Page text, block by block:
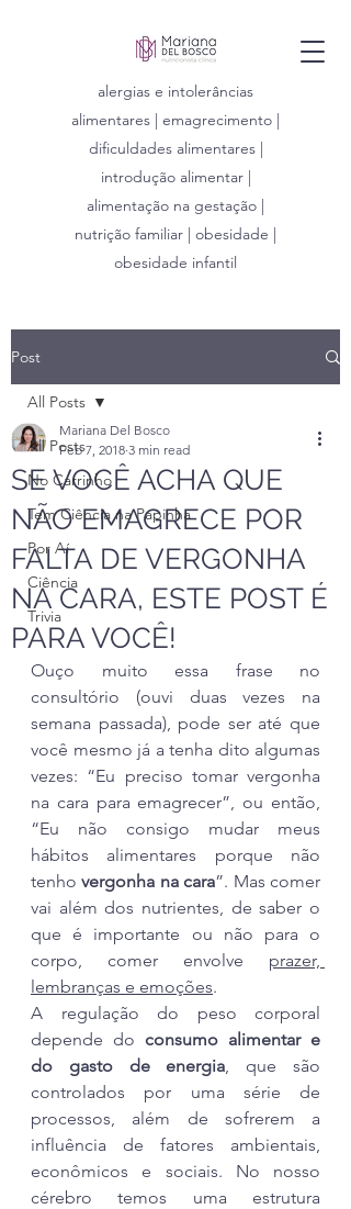
alergias e intolerâncias
alimentares | emagrecimento |
dificuldades alimentares |
introdução alimentar |
alimentação na gestação |
nutrição familiar | obesidade |
obesidade infantil
Post
All Posts
No Carrinho
Tem Ciência na Papinha
Por Aí
Ciência
Trivia
All Posts
SE VOCÊ ACHA QUE
NÃO EMAGRECE POR
FALTA DE VERGONHA
NA CARA, ESTE POST É
PARA VOCÊ!
Mariana Del Bosco
Feb 7, 2018 3 min read
Ouço muito essa frase no
consultório (ouvi duas vezes na
semana passada), pode ser até que
você mesmo já a tenha dito algumas
vezes: “Eu preciso tomar vergonha
na cara para emagrecer”, ou então,
“Eu não consigo mudar meus
hábitos alimentares porque não
tenho vergonha na cara”. Mas comer
vai além dos nutrientes, de saber o
que é importante ou não para o
corpo, comer envolve prazer,
lembranças e emoções.
A regulação do peso corporal
depende do consumo alimentar e
do gasto de energia, que são
controlados por uma série de
processos, além de sofrerem a
influência de fatores ambientais,
econômicos e sociais. No nosso
cérebro temos uma estrutura